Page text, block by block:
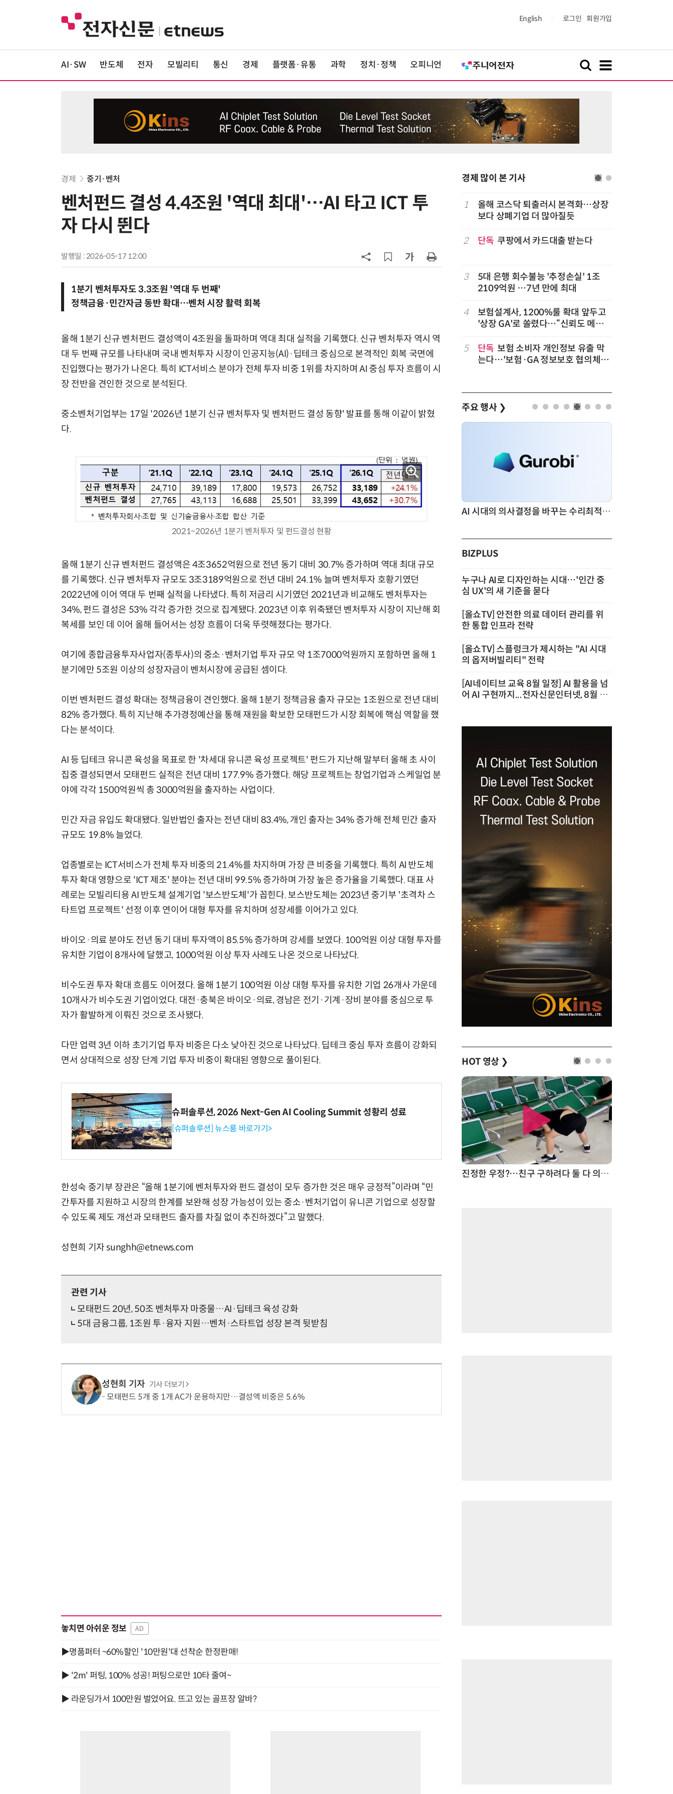
English 로그인 회원가입
AI·SW 반도체 전자 모빌리티 통신 경제 플랫폼·유통 과학 정치·정책 오피니언
경제 중기·벤처
벤처펀드 결성 4.4조원 '역대 최대'…AI 타고 ICT 투
자 다시 뛴다
발행일 : 2026-05-17 12:00
1분기 벤처투자도 3.3조원 '역대 두 번째'
정책금융·민간자금 동반 확대…벤처 시장 활력 회복
올해 1분기 신규 벤처펀드 결성액이 4조원을 돌파하며 역대 최대 실적을 기록했다. 신규 벤처투자 역시 역
대 두 번째 규모를 나타내며 국내 벤처투자 시장이 인공지능(AI)·딥테크 중심으로 본격적인 회복 국면에
진입했다는 평가가 나온다. 특히 ICT서비스 분야가 전체 투자 비중 1위를 차지하며 AI 중심 투자 흐름이 시
장 전반을 견인한 것으로 분석된다.
중소벤처기업부는 17일 '2026년 1분기 신규 벤처투자 및 벤처펀드 결성 동향' 발표를 통해 이같이 밝혔
다.
2021~2026년 1분기 벤처투자 및 펀드결성 현황
올해 1분기 신규 벤처펀드 결성액은 4조3652억원으로 전년 동기 대비 30.7% 증가하며 역대 최대 규모
를 기록했다. 신규 벤처투자 규모도 3조3189억원으로 전년 대비 24.1% 늘며 벤처투자 호황기였던
2022년에 이어 역대 두 번째 실적을 나타냈다. 특히 저금리 시기였던 2021년과 비교해도 벤처투자는
34%, 펀드 결성은 53% 각각 증가한 것으로 집계됐다. 2023년 이후 위축됐던 벤처투자 시장이 지난해 회
복세를 보인 데 이어 올해 들어서는 성장 흐름이 더욱 뚜렷해졌다는 평가다.
여기에 종합금융투자사업자(종투사)의 중소·벤처기업 투자 규모 약 1조7000억원까지 포함하면 올해 1
분기에만 5조원 이상의 성장자금이 벤처시장에 공급된 셈이다.
이번 벤처펀드 결성 확대는 정책금융이 견인했다. 올해 1분기 정책금융 출자 규모는 1조원으로 전년 대비
82% 증가했다. 특히 지난해 추가경정예산을 통해 재원을 확보한 모태펀드가 시장 회복에 핵심 역할을 했
다는 분석이다.
AI 등 딥테크 유니콘 육성을 목표로 한 '차세대 유니콘 육성 프로젝트' 펀드가 지난해 말부터 올해 초 사이
집중 결성되면서 모태펀드 실적은 전년 대비 177.9% 증가했다. 해당 프로젝트는 창업기업과 스케일업 분
야에 각각 1500억원씩 총 3000억원을 출자하는 사업이다.
민간 자금 유입도 확대됐다. 일반법인 출자는 전년 대비 83.4%, 개인 출자는 34% 증가해 전체 민간 출자
규모도 19.8% 늘었다.
업종별로는 ICT서비스가 전체 투자 비중의 21.4%를 차지하며 가장 큰 비중을 기록했다. 특히 AI 반도체
투자 확대 영향으로 'ICT 제조' 분야는 전년 대비 99.5% 증가하며 가장 높은 증가율을 기록했다. 대표 사
례로는 모빌리티용 AI 반도체 설계기업 '보스반도체'가 꼽힌다. 보스반도체는 2023년 중기부 '초격차 스
타트업 프로젝트' 선정 이후 연이어 대형 투자를 유치하며 성장세를 이어가고 있다.
바이오·의료 분야도 전년 동기 대비 투자액이 85.5% 증가하며 강세를 보였다. 100억원 이상 대형 투자를
유치한 기업이 8개사에 달했고, 1000억원 이상 투자 사례도 나온 것으로 나타났다.
비수도권 투자 확대 흐름도 이어졌다. 올해 1분기 100억원 이상 대형 투자를 유치한 기업 26개사 가운데
10개사가 비수도권 기업이었다. 대전·충북은 바이오·의료, 경남은 전기·기계·장비 분야를 중심으로 투
자가 활발하게 이뤄진 것으로 조사됐다.
다만 업력 3년 이하 초기기업 투자 비중은 다소 낮아진 것으로 나타났다. 딥테크 중심 투자 흐름이 강화되
면서 상대적으로 성장 단계 기업 투자 비중이 확대된 영향으로 풀이된다.
슈퍼솔루션, 2026 Next-Gen AI Cooling Summit 성황리 성료
[슈퍼솔루션] 뉴스룸 바로가기>
한성숙 중기부 장관은 “올해 1분기에 벤처투자와 펀드 결성이 모두 증가한 것은 매우 긍정적”이라며 “민
간투자를 지원하고 시장의 한계를 보완해 성장 가능성이 있는 중소·벤처기업이 유니콘 기업으로 성장할
수 있도록 제도 개선과 모태펀드 출자를 차질 없이 추진하겠다”고 말했다.
성현희 기자 sunghh@etnews.com
관련 기사
모태펀드 20년, 50조 벤처투자 마중물…AI·딥테크 육성 강화
5대 금융그룹, 1조원 투·융자 지원…벤처·스타트업 성장 본격 뒷받침
성현희 기자 기사 더보기
모태펀드 5개 중 1개 AC가 운용하지만…결성액 비중은 5.6%
놓치면 아쉬운 정보 AD
▶명품퍼터 ~60%할인 '10만원'대 선착순 한정판매!
▶ '2m' 퍼팅, 100% 성공! 퍼팅으로만 10타 줄여~
▶ 라운딩가서 100만원 벌었어요. 뜨고 있는 골프장 알바?
경제 많이 본 기사
6
LG 엑사원, 中企 제조현장 '전파'…
전자, 美 B2B 구독 시동
10 코스피 급등에 매수 사이드카 발동
1
올해 코스닥 퇴출러시 본격화…상장
보다 상폐기업 더 많아질듯
2 단독 쿠팡에서 카드대출 받는다
3
5대 은행 회수불능 '추정손실' 1조
2109억원 …7년 만에 최대
4
보험설계사, 1200%룰 확대 앞두고
'상장 GA'로 쏠렸다…“신뢰도 메리
5
단독 보험 소비자 개인정보 유출 막
는다…'보험·GA 정보보호 협의체'
주요 행사 ❯
체계화 된 데이터가 곧 AI 시대의 경쟁력이다 AI 시대의 의사결정을 바꾸는 수리최적화(Optimization): 실제 산업 적용 사례와 활용 전략
BIZPLUS
누구나 AI로 디자인하는 시대…'인간 중
심 UX'의 새 기준을 묻다
[올쇼TV] 안전한 의료 데이터 관리를 위
한 통합 인프라 전략
[올쇼TV] 스플렁크가 제시하는 "AI 시대
의 옵저버빌리티" 전략
[AI네이티브 교육 8월 일정] AI 활용을 넘
어 AI 구현까지...전자신문인터넷, 8월 실
HOT 영상 ❯
진정한 우정?…친구 구하려다 둘 다 의자 틈에 목이 낀 순간